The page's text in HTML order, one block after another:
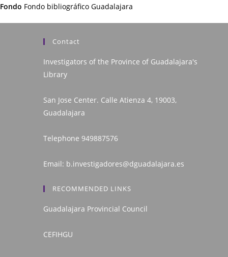
Fondo Fondo bibliográfico Guadalajara
Contact
Investigators of the Province of Guadalajara's
Library
San Jose Center. Calle Atienza 4, 19003,
Guadalajara
Telephone 949887576
Email: b.investigadores@dguadalajara.es
RECOMMENDED LINKS
Guadalajara Provincial Council
CEFIHGU